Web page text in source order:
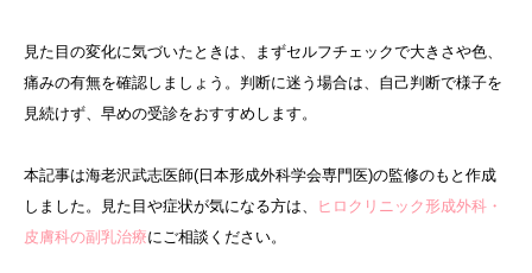
見た目の変化に気づいたときは、まずセルフチェックで大きさや色、
痛みの有無を確認しましょう。判断に迷う場合は、自己判断で様子を
見続けず、早めの受診をおすすめします。
本記事は海老沢武志医師(日本形成外科学会専門医)の監修のもと作成
しました。見た目や症状が気になる方は、
ヒロクリニック形成外科・
皮膚科の副乳治療にご相談ください。